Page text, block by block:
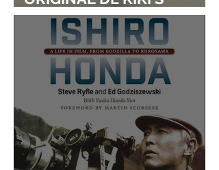
DELIVERY SERVICE